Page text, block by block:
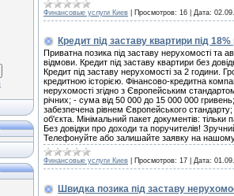
Финансовые услуги Киев Просмотров: 16 Дата:
Кредит під заставу квартири під 18%
Приватна позика під заставу нерухомості та
відмови. Кредит під заставу квартири без
Кредит під заставу нерухомості за 2 години.
кредитною історією. Фінансово-кредитна
нерухомості згідно з Європейським
річних; - сума від 50 000 до 15 000 000
забезпечена рівнем Європейського
об'єкта. Мінімальний пакет документів:
Без довідки про доходи та поручителів!
Телефонуйте або залишайте заявку на
Финансовые услуги Киев Просмотров: 17 Дата:
Швидка позика під заставу